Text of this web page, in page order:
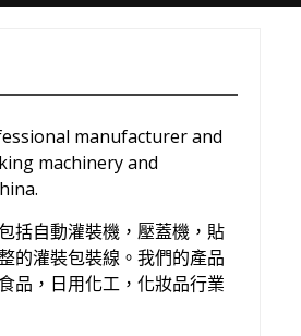
manufacturer and
machinery and
括自動灌裝機，壓蓋機，貼
的灌裝包裝線。我們的產品
品，日用化工，化妝品行業